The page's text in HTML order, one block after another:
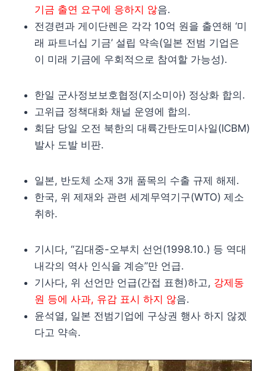
기금 출연 요구에 응하지 않음.
전경련과 게이단렌은 각각 10억 원을 출연해 ‘미
래 파트너십 기금’ 설립 약속(일본 전범 기업은
이 미래 기금에 우회적으로 참여할 가능성).
한일 군사정보보호협정(지소미아) 정상화 합의.
고위급 정책대화 채널 운영에 합의.
회담 당일 오전 북한의 대륙간탄도미사일(ICBM)
발사 도발 비판.
일본, 반도체 소재 3개 품목의 수출 규제 해제.
한국, 위 제재와 관련 세계무역기구(WTO) 제소
취하.
기시다, “김대중-오부치 선언(1998.10.) 등 역대
내각의 역사 인식을 계승”만 언급.
기사다, 위 선언만 언급(간접 표현)하고, 강제동
원 등에 사과, 유감 표시 하지 않음.
윤석열, 일본 전범기업에 구상권 행사 하지 않겠
다고 약속.